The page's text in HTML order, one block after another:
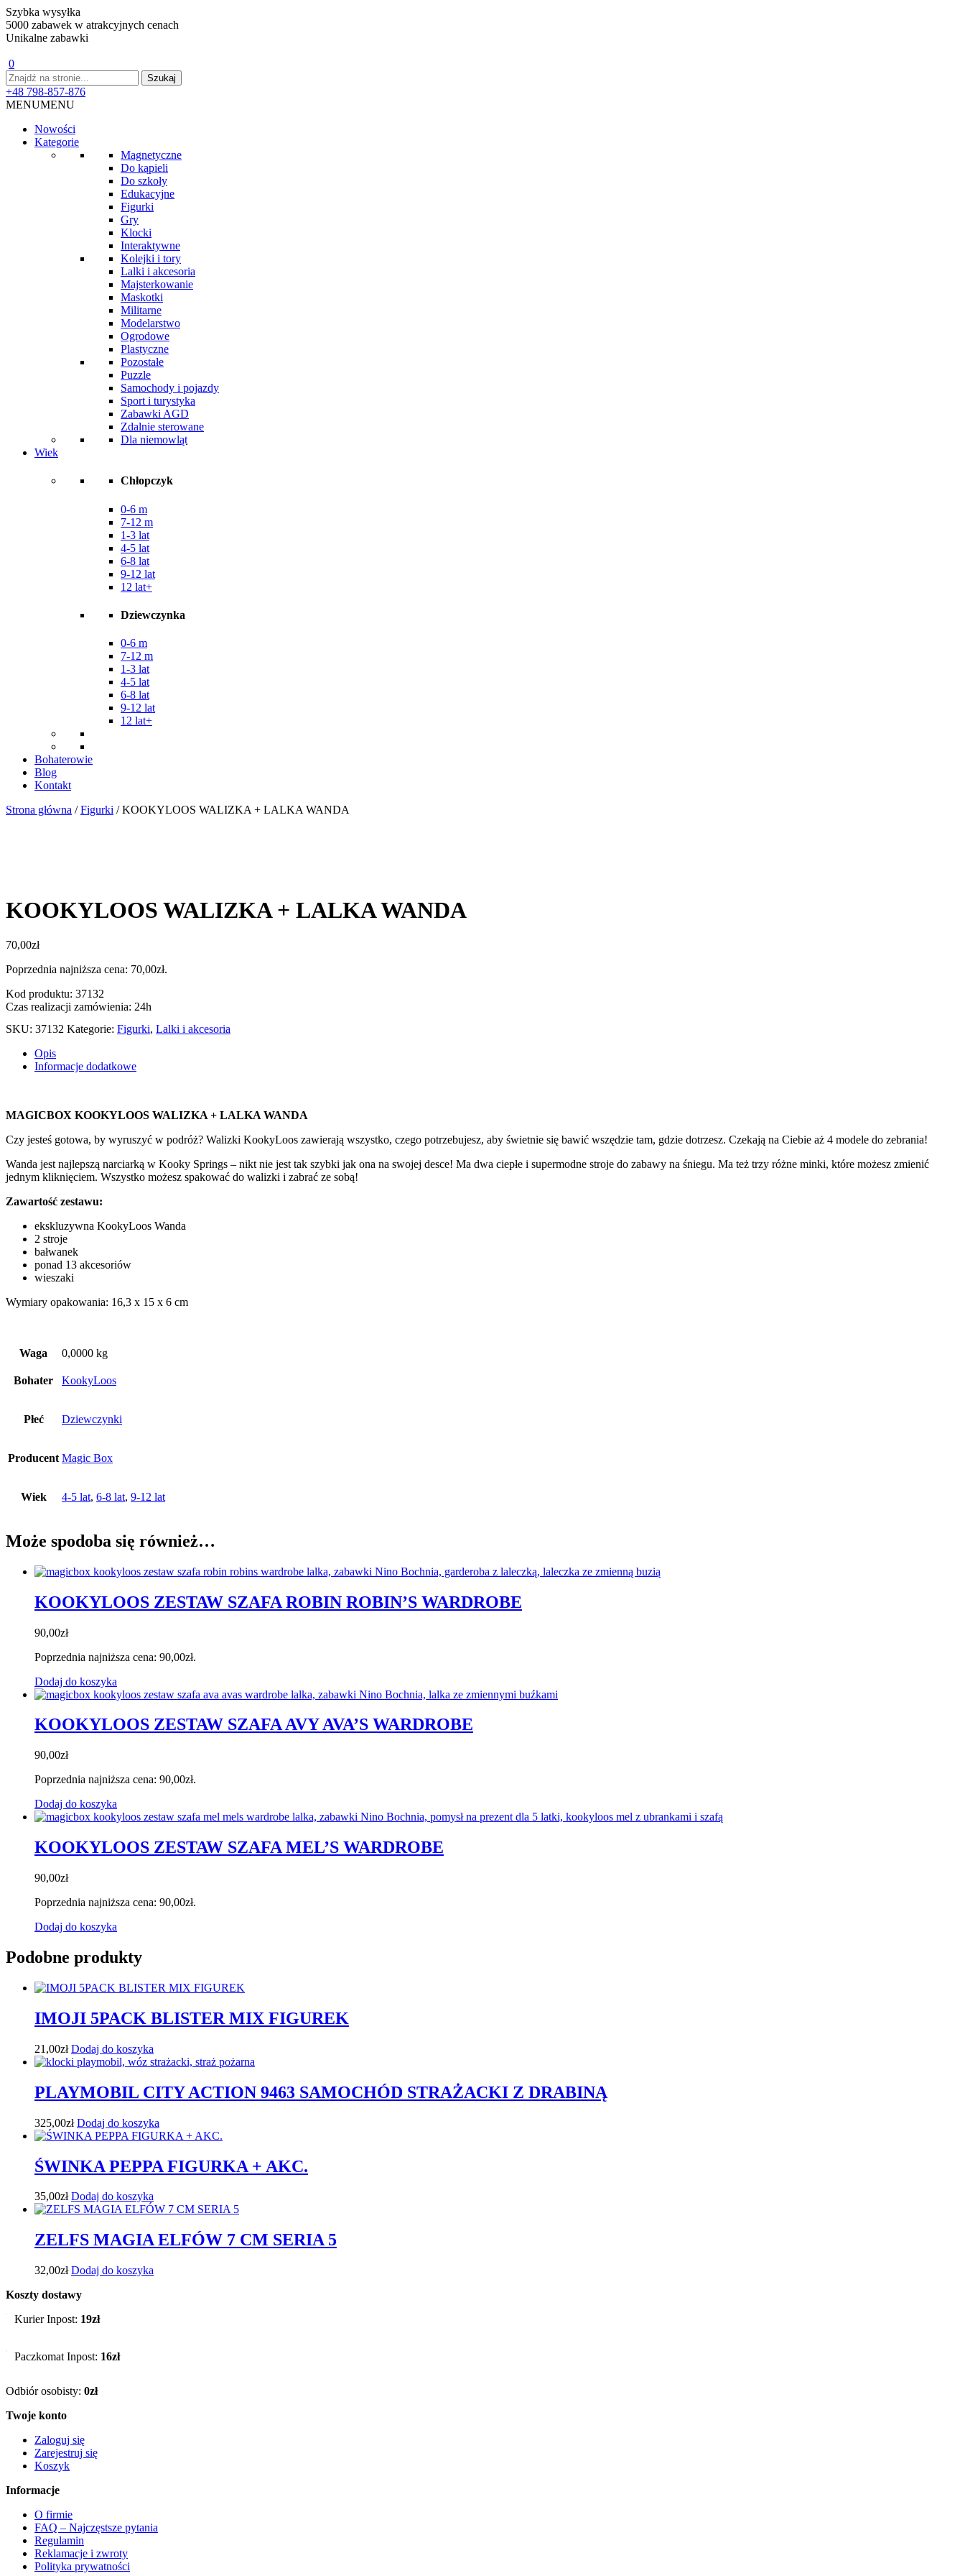
Szybka wysyłka
5000 zabawek w atrakcyjnych cenach
Unikalne zabawki
0
+48 798-857-876
MENUMENU
Nowości
Kategorie
Magnetyczne
Do kąpieli
Do szkoły
Edukacyjne
Figurki
Gry
Klocki
Interaktywne
Kolejki i tory
Lalki i akcesoria
Majsterkowanie
Maskotki
Militarne
Modelarstwo
Ogrodowe
Plastyczne
Pozostałe
Puzzle
Samochody i pojazdy
Sport i turystyka
Zabawki AGD
Zdalnie sterowane
Dla niemowląt
Wiek
Chłopczyk
0-6 m
7-12 m
1-3 lat
4-5 lat
6-8 lat
9-12 lat
12 lat+
Dziewczynka
0-6 m
7-12 m
1-3 lat
4-5 lat
6-8 lat
9-12 lat
12 lat+
Bohaterowie
Blog
Kontakt
Strona główna /Figurki / KOOKYLOOS WALIZKA + LALKA WANDA
KOOKYLOOS WALIZKA + LALKA WANDA
70,00zł
Poprzednia najniższa cena: 70,00zł.
Kod produktu: 37132
Czas realizacji zamówienia: 24h
SKU: 37132 Kategorie: Figurki, Lalki i akcesoria
Opis
Informacje dodatkowe
MAGICBOX KOOKYLOOS WALIZKA + LALKA WANDA
Czy jesteś gotowa, by wyruszyć w podróż? Walizki KookyLoos zawierają wszystko, czego potrzebujesz, aby świetnie się bawić wszędzie tam, gdzie dotrzesz. Czekają na Ciebie aż 4 modele do zebrania!
Wanda jest najlepszą narciarką w Kooky Springs – nikt nie jest tak szybki jak ona na swojej desce! Ma dwa ciepłe i supermodne stroje do zabawy na śniegu. Ma też trzy różne minki, które możesz zmienić
jednym kliknięciem. Wszystko możesz spakować do walizki i zabrać ze sobą!
Zawartość zestawu:
ekskluzywna KookyLoos Wanda
2 stroje
bałwanek
ponad 13 akcesoriów
wieszaki
Wymiary opakowania: 16,3 x 15 x 6 cm
Waga 0,0000 kg
Bohater KookyLoos
Płeć Dziewczynki
Producent Magic Box
Wiek 4-5 lat, 6-8 lat, 9-12 lat
Może spodoba się również…
KOOKYLOOS ZESTAW SZAFA ROBIN ROBIN’S WARDROBE
90,00zł
Poprzednia najniższa cena: 90,00zł.
Dodaj do koszyka
KOOKYLOOS ZESTAW SZAFA AVY AVA’S WARDROBE
90,00zł
Poprzednia najniższa cena: 90,00zł.
Dodaj do koszyka
KOOKYLOOS ZESTAW SZAFA MEL’S WARDROBE
90,00zł
Poprzednia najniższa cena: 90,00zł.
Dodaj do koszyka
Podobne produkty
IMOJI 5PACK BLISTER MIX FIGUREK
21,00zł Dodaj do koszyka
PLAYMOBIL CITY ACTION 9463 SAMOCHÓD STRAŻACKI Z DRABINĄ
325,00zł Dodaj do koszyka
ŚWINKA PEPPA FIGURKA + AKC.
35,00zł Dodaj do koszyka
ZELFS MAGIA ELFÓW 7 CM SERIA 5
32,00zł Dodaj do koszyka
Koszty dostawy
Kurier Inpost: 19zł
Paczkomat Inpost: 16zł
Odbiór osobisty: 0zł
Twoje konto
Zaloguj się
Zarejestruj się
Koszyk
Informacje
O firmie
FAQ – Najczęstsze pytania
Regulamin
Reklamacje i zwroty
Polityka prywatności